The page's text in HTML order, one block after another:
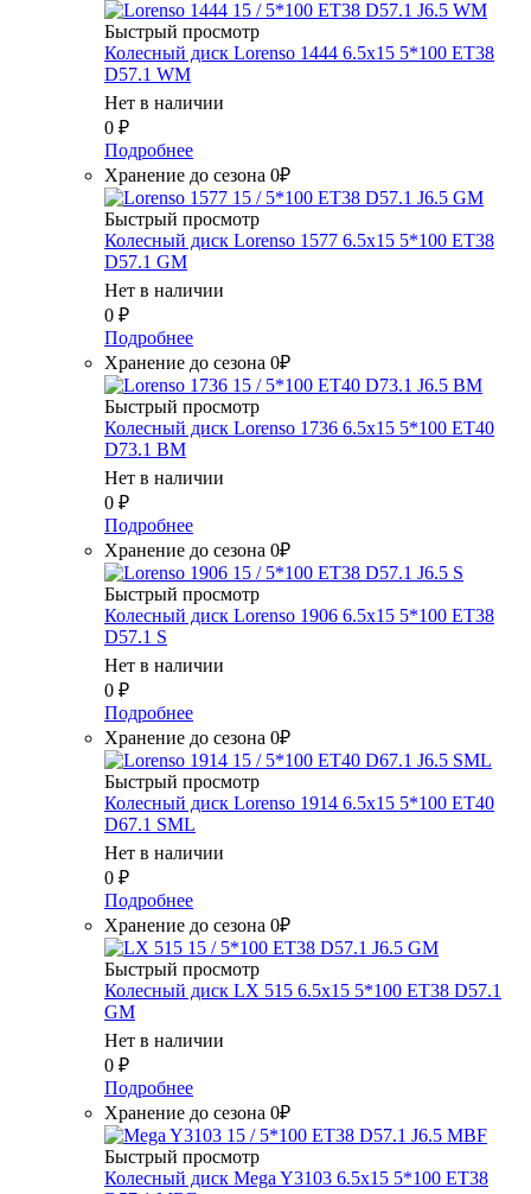
Быстрый просмотр
Колесный диск Lorenso 1444 6.5x15 5*100 ET38
D57.1 WM
Нет в наличии
0 ₽
Подробнее
Хранение до сезона 0₽
Быстрый просмотр
Колесный диск Lorenso 1577 6.5x15 5*100 ET38
D57.1 GM
Нет в наличии
0 ₽
Подробнее
Хранение до сезона 0₽
Быстрый просмотр
Колесный диск Lorenso 1736 6.5x15 5*100 ET40
D73.1 BM
Нет в наличии
0 ₽
Подробнее
Хранение до сезона 0₽
Быстрый просмотр
Колесный диск Lorenso 1906 6.5x15 5*100 ET38
D57.1 S
Нет в наличии
0 ₽
Подробнее
Хранение до сезона 0₽
Быстрый просмотр
Колесный диск Lorenso 1914 6.5x15 5*100 ET40
D67.1 SML
Нет в наличии
0 ₽
Подробнее
Хранение до сезона 0₽
Быстрый просмотр
Колесный диск LX 515 6.5x15 5*100 ET38 D57.1
GM
Нет в наличии
0 ₽
Подробнее
Хранение до сезона 0₽
Быстрый просмотр
Колесный диск Mega Y3103 6.5x15 5*100 ET38